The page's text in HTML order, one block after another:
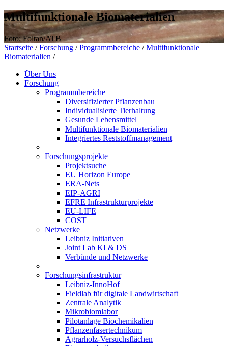
Multifunktionale Biomaterialien
Foto: Foltan/ATB
Startseite / Forschung / Programmbereiche / Multifunktionale
Biomaterialien /
Über Uns
Forschung
Programmbereiche
Diversifizierter Pflanzenbau
Individualisierte Tierhaltung
Gesunde Lebensmittel
Multifunktionale Biomaterialien
Integriertes Reststoffmanagement
Forschungsprojekte
Projektsuche
EU Horizon Europe
ERA-Nets
EIP-AGRI
EFRE Infrastrukturprojekte
EU-LIFE
COST
Netzwerke
Leibniz Initiativen
Joint Lab KI & DS
Verbünde und Netzwerke
Forschungsinfrastruktur
Leibniz-InnoHof
Fieldlab für digitale Landwirtschaft
Zentrale Analytik
Mikrobiomlabor
Pilotanlage Biochemikalien
Pflanzenfasertechnikum
Agrarholz-Versuchsflächen